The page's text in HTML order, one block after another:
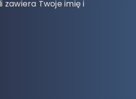
zawiera Twoje imię i